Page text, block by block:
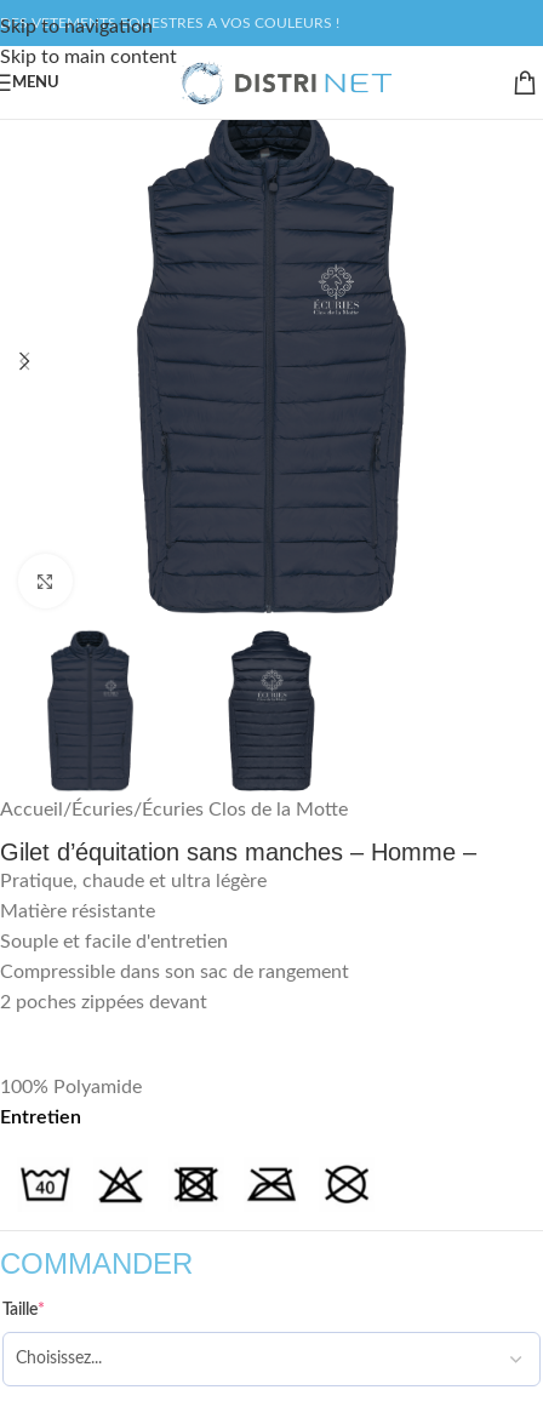
Skip to navigation
Skip to main content
DES VETEMENTS EQUESTRES A VOS COULEURS !
MENU
Accueil /Écuries/Écuries Clos de la Motte
Gilet d’équitation sans manches – Homme –
Pratique, chaude et ultra légère
Matière résistante
Souple et facile d'entretien
Compressible dans son sac de rangement
2 poches zippées devant
100% Polyamide
Entretien
COMMANDER
Taille*